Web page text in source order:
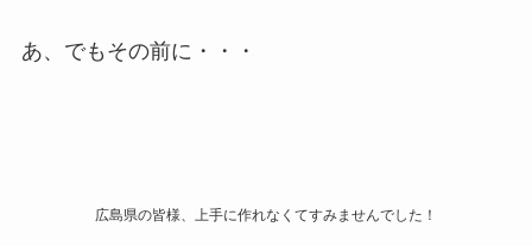
あ、でもその前に・・・
広島県の皆様、上手に作れなくてすみませんでした！